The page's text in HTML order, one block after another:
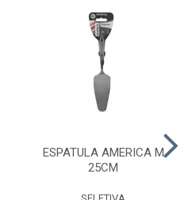
ESPATULA AMERICA M
25CM